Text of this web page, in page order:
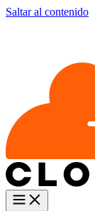
Saltar al contenido